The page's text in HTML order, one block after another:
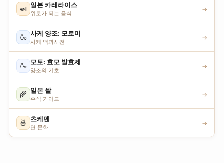
🍛 일본 카레라이스
위로가 되는 음식
→
🍶 사케 양조: 모로미
사케 백과사전
→
🍶 모토: 효모 발효제
양조의 기초
→
🌾 일본 쌀
주식 가이드
→
🍜 츠케멘
면 문화
→